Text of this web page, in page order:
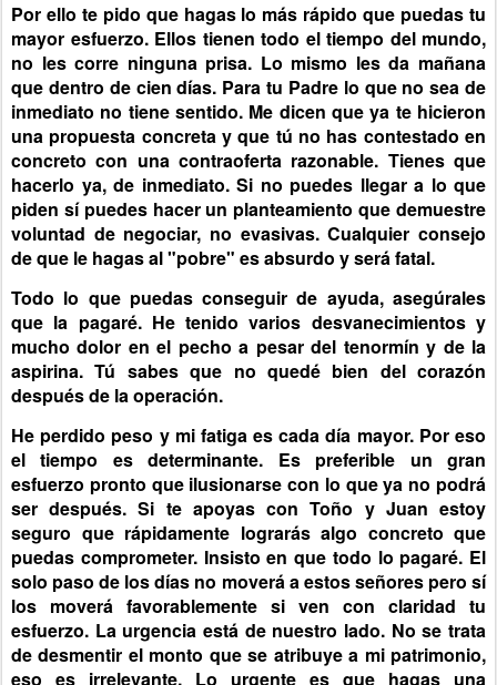
Por ello te pido que hagas lo más rápido que puedas tu
mayor esfuerzo. Ellos tienen todo el tiempo del mundo,
no les corre ninguna prisa. Lo mismo les da mañana
que dentro de cien días. Para tu Padre lo que no sea de
inmediato no tiene sentido. Me dicen que ya te hicieron
una propuesta concreta y que tú no has contestado en
concreto con una contraoferta razonable. Tienes que
hacerlo ya, de inmediato. Si no puedes llegar a lo que
piden sí puedes hacer un planteamiento que demuestre
voluntad de negociar, no evasivas. Cualquier consejo
de que le hagas al "pobre" es absurdo y será fatal.
Todo lo que puedas conseguir de ayuda, asegúrales
que la pagaré. He tenido varios desvanecimientos y
mucho dolor en el pecho a pesar del tenormín y de la
aspirina. Tú sabes que no quedé bien del corazón
después de la operación.
He perdido peso y mi fatiga es cada día mayor. Por eso
el tiempo es determinante. Es preferible un gran
esfuerzo pronto que ilusionarse con lo que ya no podrá
ser después. Si te apoyas con Toño y Juan estoy
seguro que rápidamente lograrás algo concreto que
puedas comprometer. Insisto en que todo lo pagaré. El
solo paso de los días no moverá a estos señores pero sí
los moverá favorablemente si ven con claridad tu
esfuerzo. La urgencia está de nuestro lado. No se trata
de desmentir el monto que se atribuye a mi patrimonio,
eso es irrelevante. Lo urgente es que hagas una